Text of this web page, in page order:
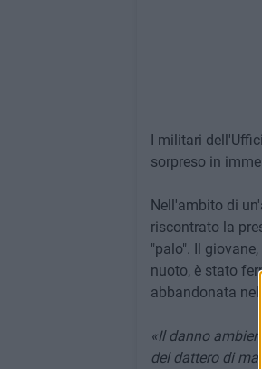
I militari
sorpreso in
Nell'ambito di
riscontrato la
"palo". Il
nuoto, è stato
abbandonata
«Il danno
del dattero di